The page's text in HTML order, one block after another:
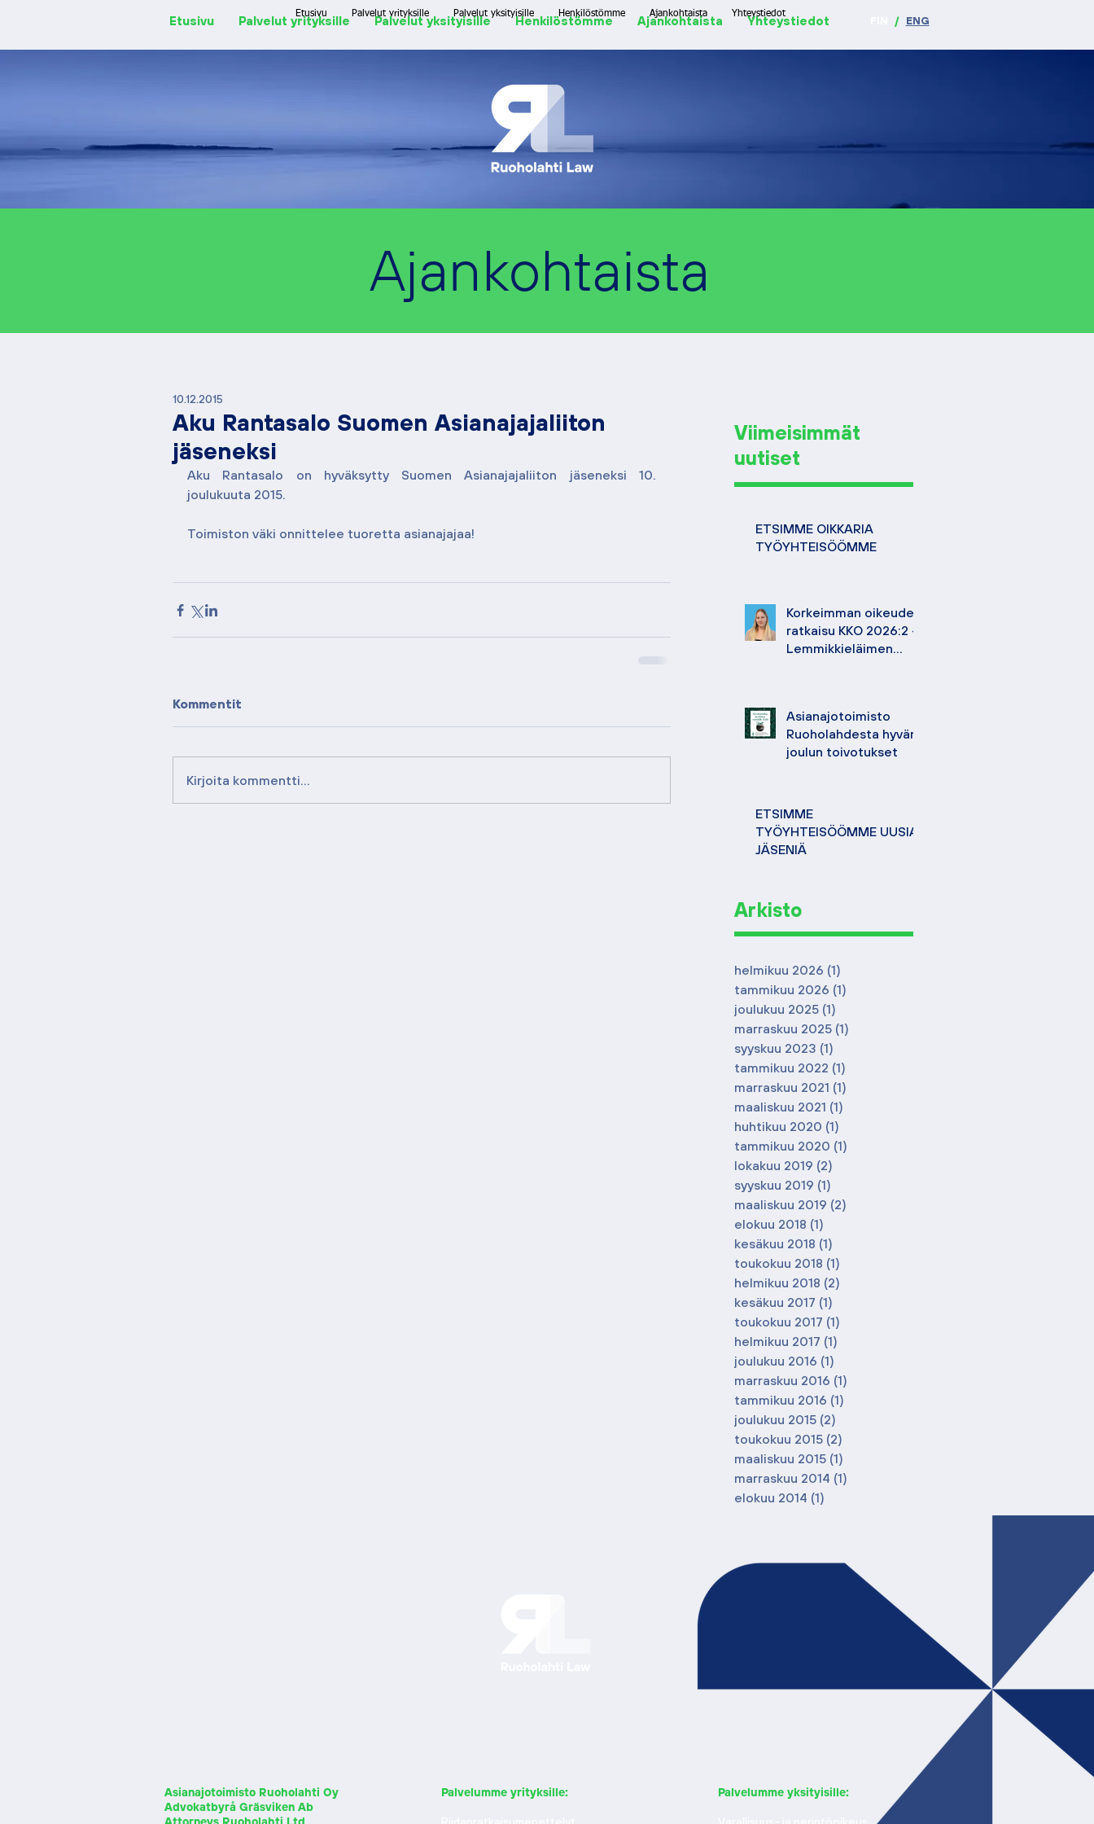
Etusivu Palvelut yrityksille Palvelut yksityisille Henkilöstömme Ajankohtaista Yhteystiedot / ENG
Etusivu Palvelut yrityksille Palvelut yksityisille Henkilöstömme Ajankohtaista Yhteystiedot
Ajankohtaista
Aku Rantasalo Suomen Asianajajaliiton
jäseneksi
10.12.2015
Aku Rantasalo on hyväksytty Suomen Asianajajaliiton jäseneksi 10.
joulukuuta 2015.
Toimiston väki onnittelee tuoretta asianajajaa!
Kommentit
Kirjoita kommentti...
Viimeisimmät
uutiset
ETSIMME OIKKARIA
TYÖYHTEISÖÖMME
Korkeimman oikeuden
ratkaisu KKO 2026:2 –
Lemmikkieläimen
Asianajotoimisto
Ruoholahdesta hyvän
joulun toivotukset
ETSIMME
TYÖYHTEISÖÖMME UUSIA
JÄSENIÄ
Arkisto
helmikuu 2026 (1)
tammikuu 2026 (1)
joulukuu 2025 (1)
marraskuu 2025 (1)
syyskuu 2023 (1)
tammikuu 2022 (1)
marraskuu 2021 (1)
maaliskuu 2021 (1)
huhtikuu 2020 (1)
tammikuu 2020 (1)
lokakuu 2019 (2)
syyskuu 2019 (1)
maaliskuu 2019 (2)
elokuu 2018 (1)
kesäkuu 2018 (1)
toukokuu 2018 (1)
helmikuu 2018 (2)
kesäkuu 2017 (1)
toukokuu 2017 (1)
helmikuu 2017 (1)
joulukuu 2016 (1)
marraskuu 2016 (1)
tammikuu 2016 (1)
joulukuu 2015 (2)
toukokuu 2015 (2)
maaliskuu 2015 (1)
marraskuu 2014 (1)
elokuu 2014 (1)
Asianajotoimisto Ruoholahti Oy
Advokatbyrå Gräsviken Ab
Palvelumme yrityksille:
Palvelumme yksityisille: